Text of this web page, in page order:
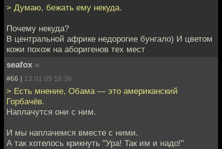
> Думаю, бежать ему некуда.
Почему некуда?
В центральной африке недорогие бунгало) И цветом
кожи похож на аборигенов тех мест
seafox »
#66 | 13.01.09 16:36
> Есть мнение, Обама — это американский
Горбачёв.
Наплачутся они с ним.
И мы наплачемся вместе с ними.
А так хотелось крикнуть "Ура! Так им и надо!"